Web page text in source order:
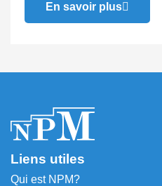
En savoir plus
Liens utiles
Qui est NPM?